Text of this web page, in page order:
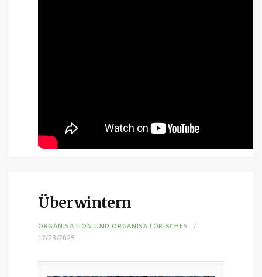
Überwintern
ORGANISATION UND ORGANISATORISCHES
12/23/2025